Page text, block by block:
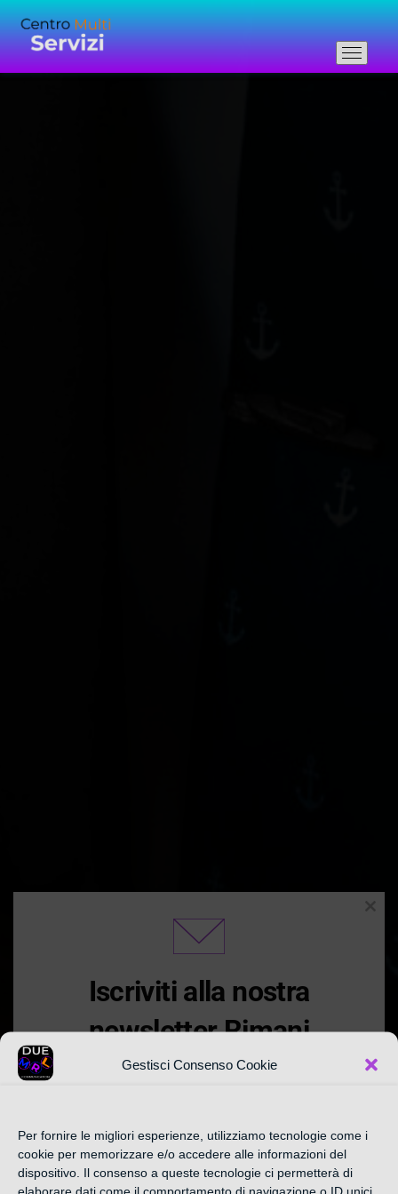
Gestisci Consenso Cookie
Per fornire le migliori esperienze, utilizziamo tecnologie come i
cookie per memorizzare e/o accedere alle informazioni del
dispositivo. Il consenso a queste tecnologie ci permetterà di
elaborare dati come il comportamento di navigazione o ID unici
CATEGORIA:
Iscriviti alla nostra
newsletter Rimani
Aggiornato
sotto e Approfitta delle promozioni e offerte
esclusive in anteprima nella sezione